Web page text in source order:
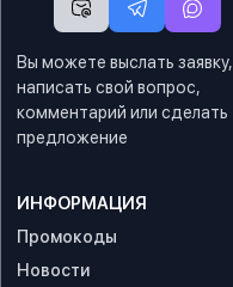
Вы можете выслать заявку,
написать свой вопрос,
комментарий или сделать
предложение
ИНФОРМАЦИЯ
Промокоды
Новости